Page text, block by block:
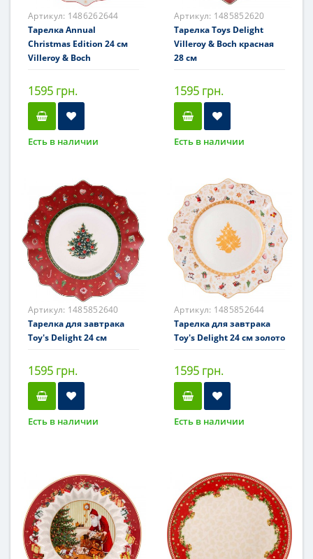
Артикул: 1486262644
Тарелка Annual
Christmas Edition 24 см
Villeroy & Boch
1595 грн.
Есть в наличии
Артикул: 1485852620
Тарелка Toys Delight
Villeroy & Boch красная
28 см
1595 грн.
Есть в наличии
Артикул: 1485852640
Тарелка для завтрака
Toy's Delight 24 см
1595 грн.
Есть в наличии
Артикул: 1485852644
Тарелка для завтрака
Toy's Delight 24 см золото
1595 грн.
Есть в наличии